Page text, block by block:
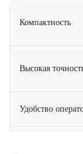
Компактность
Высокая
Удобство